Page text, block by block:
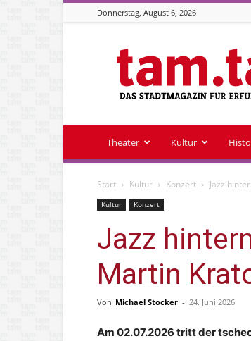
Donnerstag, August 6, 2026
Theater Kultur
Start Kultur Konzert Jazz
Kultur Konzert
Jazz
Martin
Von Michael Stocker - 24. Juni 2026
Am 02.07.2026 tritt der